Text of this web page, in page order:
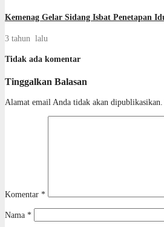
Kemenag Gelar Sidang Isbat Penetapan
3 tahun lalu
Tidak ada komentar
Tinggalkan Balasan
Alamat email Anda tidak akan dipublikasikan.
Komentar *
Nama *